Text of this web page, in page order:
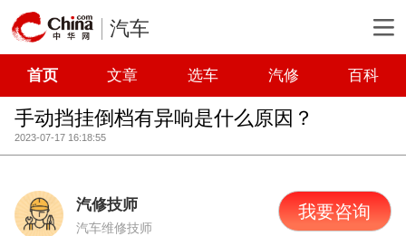
汽车
首页 文章 选车 汽修 百科
手动挡挂倒档有异响是什么原因？
2023-07-17 16:18:55
汽修技师
汽车维修技师
我要咨询